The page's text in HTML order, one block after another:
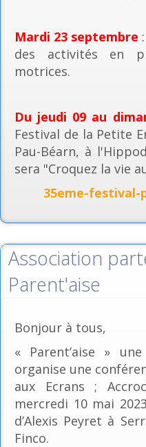
Mardi 23 septembre
des activités en
motrices.
Du jeudi 09 au
Festival de la Petite
Pau-Béarn, à
sera "Croquez la vie
35eme-festival-
Association
Parent'aise
Bonjour à tous,
« Parent’aise »
organise une
aux Ecrans ;
mercredi 10 mai
d’Alexis Peyret à
Finco.